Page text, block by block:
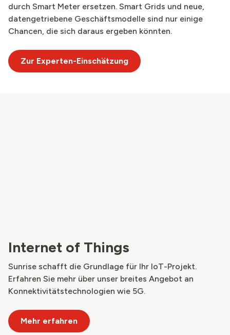
durch Smart Meter ersetzen. Smart Grids und neue,
datengetriebene Geschäftsmodelle sind nur einige
Chancen, die sich daraus ergeben könnten.
Zur Experten-Einschätzung
Internet of Things
Sunrise schafft die Grundlage für Ihr IoT-Projekt.
Erfahren Sie mehr über unser breites Angebot an
Konnektivitätstechnologien wie 5G.
Mehr erfahren